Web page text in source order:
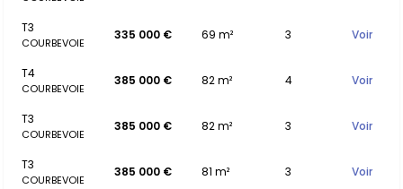
T3
COURBEVOIE
335 000 € 69 m² 3 Voir
T4
COURBEVOIE
385 000 € 82 m² 4 Voir
T3
COURBEVOIE
385 000 € 82 m² 3 Voir
T3
COURBEVOIE
385 000 € 81 m² 3 Voir